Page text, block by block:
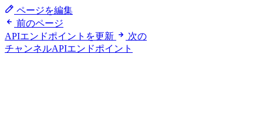
ページを編集
前のページ
APIエンドポイントを更新
次の
チャンネルAPIエンドポイント